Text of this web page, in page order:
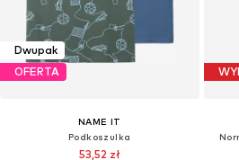
Dwupak
OFERTA
NAME IT
Podkoszulka
53,52 zł